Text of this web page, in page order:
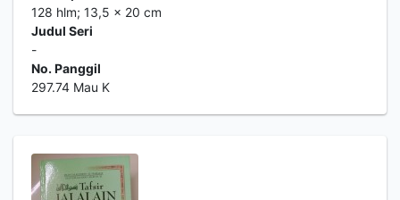
128 hlm; 13,5 x 20 cm
Judul Seri
-
No. Panggil
297.74 Mau K